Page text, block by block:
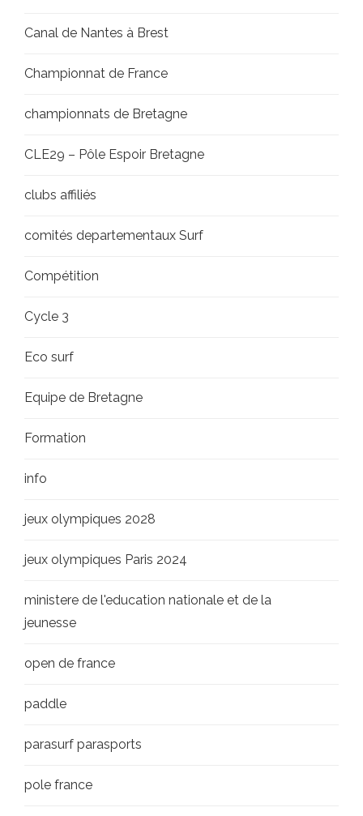
Canal de Nantes à Brest
Championnat de France
championnats de Bretagne
CLE29 – Pôle Espoir Bretagne
clubs affiliés
comités departementaux Surf
Compétition
Cycle 3
Eco surf
Equipe de Bretagne
Formation
info
jeux olympiques 2028
jeux olympiques Paris 2024
ministere de l'education nationale et de la
jeunesse
open de france
paddle
parasurf parasports
pole france